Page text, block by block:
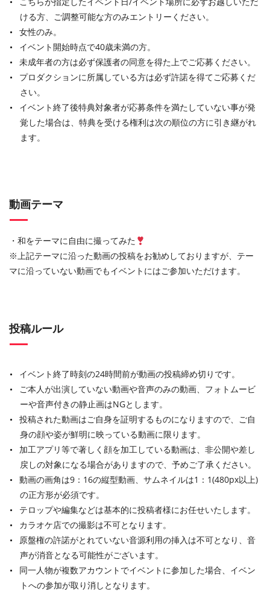
ける方、ご調整可能な方のみエントリーください。
女性のみ。
イベント開始時点で40歳未満の方。
未成年者の方は必ず保護者の同意を得た上でご応募ください。
プロダクションに所属している方は必ず許諾を得てご応募くだ
さい。
イベント終了後特典対象者が応募条件を満たしていない事が発
覚した場合は、特典を受ける権利は次の順位の方に引き継がれ
ます。
動画テーマ
・和をテーマに自由に撮ってみた
※上記テーマに沿った動画の投稿をお勧めしておりますが、テー
マに沿っていない動画でもイベントにはご参加いただけます。
投稿ルール
イベント終了時刻の24時間前が動画の投稿締め切りです。
ご本人が出演していない動画や音声のみの動画、フォトムービ
ーや音声付きの静止画はNGとします。
投稿された動画はご自身を証明するものになりますので、ご自
身の顔や姿が鮮明に映っている動画に限ります。
加工アプリ等で著しく顔を加工している動画は、非公開や差し
戻しの対象になる場合がありますので、予めご了承ください。
動画の画角は9：16の縦型動画、サムネイルは1：1(480px以上)
の正方形が必須です。
テロップや編集などは基本的に投稿者様にお任せいたします。
カラオケ店での撮影は不可となります。
原盤権の許諾がとれていない音源利用の挿入は不可となり、音
声が消音となる可能性がございます。
同一人物が複数アカウントでイベントに参加した場合、イベン
トへの参加が取り消しとなります。